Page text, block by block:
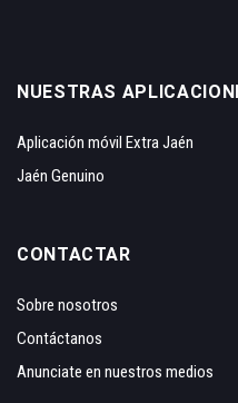
NUESTRAS
Aplicación móvil Extra Jaén
Jaén Genuino
CONTACTAR
Sobre nosotros
Contáctanos
Anunciate en nuestros medios